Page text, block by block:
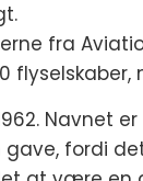
fra
Navnet
fordi